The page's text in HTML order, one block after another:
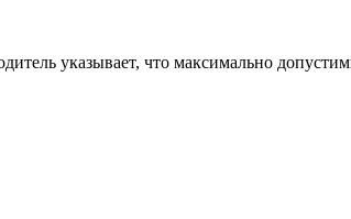
указывает, что максимально